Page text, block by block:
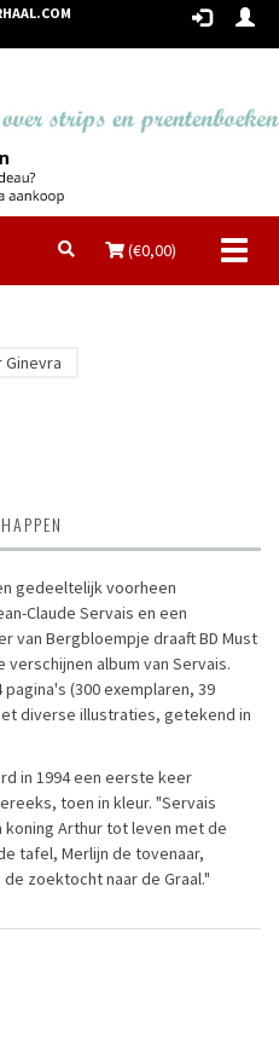
(€0,00)
gedeeltelijk voorheen
Claude Servais en een
van Bergbloempje draaft BD Must
album van Servais.
(300 exemplaren, 39
diverse illustraties, getekend in
in 1994 een eerste keer
toen in kleur. "Servais
Arthur tot leven met de
tafel, Merlijn de tovenaar,
zoektocht naar de Graal."